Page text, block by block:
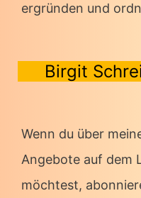
ergründen und
Birgit
Wenn du über
Angebote auf dem
möchtest,